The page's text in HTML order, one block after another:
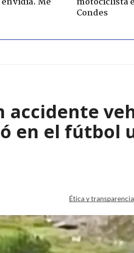
Condes
accidente
en el fútbol
Ética y